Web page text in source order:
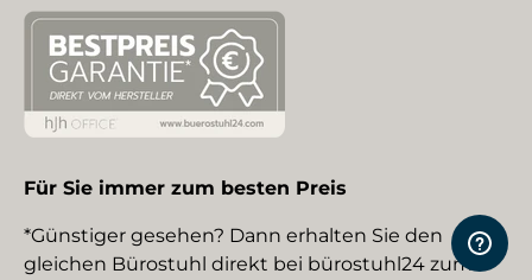
Für Sie immer zum besten Preis
*Günstiger gesehen? Dann erhalten Sie den
gleichen Bürostuhl direkt bei bürostuhl24 zum